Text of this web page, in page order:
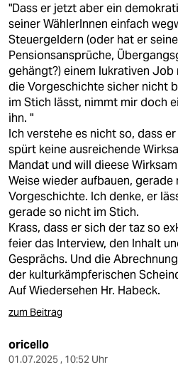
"Dass er jetzt aber ein
seiner WählerInnen einfach
Steuergeldern (oder hat er
Pensionsansprüche,
gehängt?) einem lukrativen Job
die Vorgeschichte sicher nicht
im Stich lässt, nimmt mir doch
ihn. "
Ich verstehe es nicht so, dass
spürt keine ausreichende
Mandat und will dieese
Weise wieder aufbauen,
Vorgeschichte. Ich denke, er
gerade so nicht im Stich.
Krass, dass er sich der taz so
feier das Interview, den Inhalt
Gesprächs. Und die
der kulturkämpferischen
Auf Wiedersehen Hr. Habeck.
zum Beitrag
oricello
01.07.2025 , 10:52 Uhr